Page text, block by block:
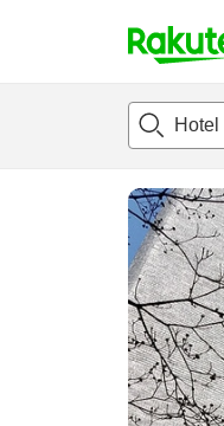
t
p
a
g
e
_
s
e
a
r
c
h
แนะนำที่พัก